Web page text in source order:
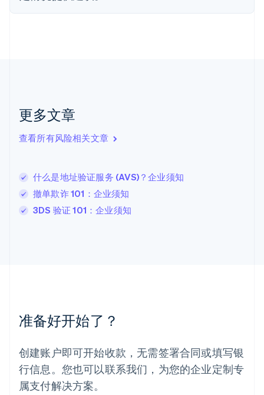
更多文章
查看所有风险相关文章
什么是地址验证服务 (AVS)？企业须知
撤单欺诈 101：企业须知
3DS 验证 101：企业须知
准备好开始了？
创建账户即可开始收款，无需签署合同或填写银
行信息。您也可以联系我们，为您的企业定制专
属支付解决方案。
立陶宛
列支敦士登
Français DeutschEnglish
罗马尼亚
English
马尔他
English
葡萄牙
日本
日本語 English
瑞典
SvenskaEnglish